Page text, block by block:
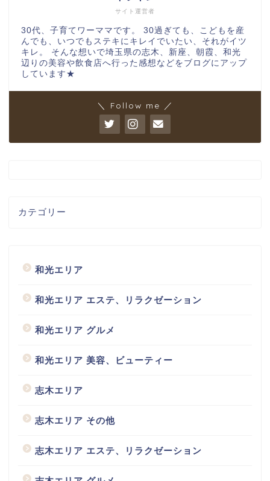
サイト運営者
30代、子育てワーママです。 30過ぎても、こどもを産
んでも、いつでもステキにキレイでいたい、それがイツ
キレ。 そんな想いで埼玉県の志木、新座、朝霞、和光
辺りの美容や飲食店へ行った感想などをブログにアップ
しています★
＼ Follow me ／
カテゴリー
和光エリア
和光エリア エステ、リラクゼーション
和光エリア グルメ
和光エリア 美容、ビューティー
志木エリア
志木エリア その他
志木エリア エステ、リラクゼーション